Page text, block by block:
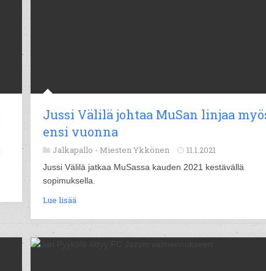
Jussi Välilä johtaa MuSan linjaa
ensi vuonna
Jalkapallo - Miesten Ykkönen 11.1.2021
Jussi Välilä jatkaa MuSassa kauden 2021 kestävällä
sopimuksella.
Lue lisää